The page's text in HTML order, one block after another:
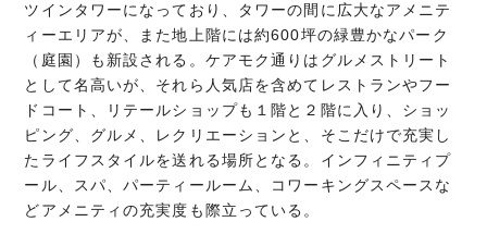
ツインタワーになっており、タワーの間に広大なアメニテ
ィーエリアが、また地上階には約600坪の緑豊かなパーク
（庭園）も新設される。ケアモク通りはグルメストリート
として名高いが、それら人気店を含めてレストランやフー
ドコート、リテールショップも１階と２階に入り、ショッ
ピング、グルメ、レクリエーションと、そこだけで充実し
たライフスタイルを送れる場所となる。インフィニティプ
ール、スパ、パーティールーム、コワーキングスペースな
どアメニティの充実度も際立っている。